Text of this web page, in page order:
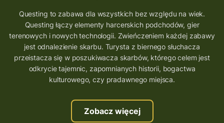
co zobaczyć na Śląsku
aplikacja questy
aplikacja gry terenowe
wielkopolskie questy
wakacje z questami
trenerzy questingu
szkolenie tworzenie questów
szkolenie questing
Stefan Żeromski
ścieżka
Rzeszów
Questing to zabawa dla wszystkich bez względu na wiek.
Questing łączy elementy harcerskich podchodów, gier
terenowych i nowych technologii. Zwieńczeniem każdej zabawy
jest odnalezienie skarbu. Turysta z biernego słuchacza
przeistacza się w poszukiwacza skarbów, którego celem jest
odkrycie tajemnic, zapomnianych historii, bogactwa
kulturowego, czy pradawnego miejsca.
Zobacz więcej